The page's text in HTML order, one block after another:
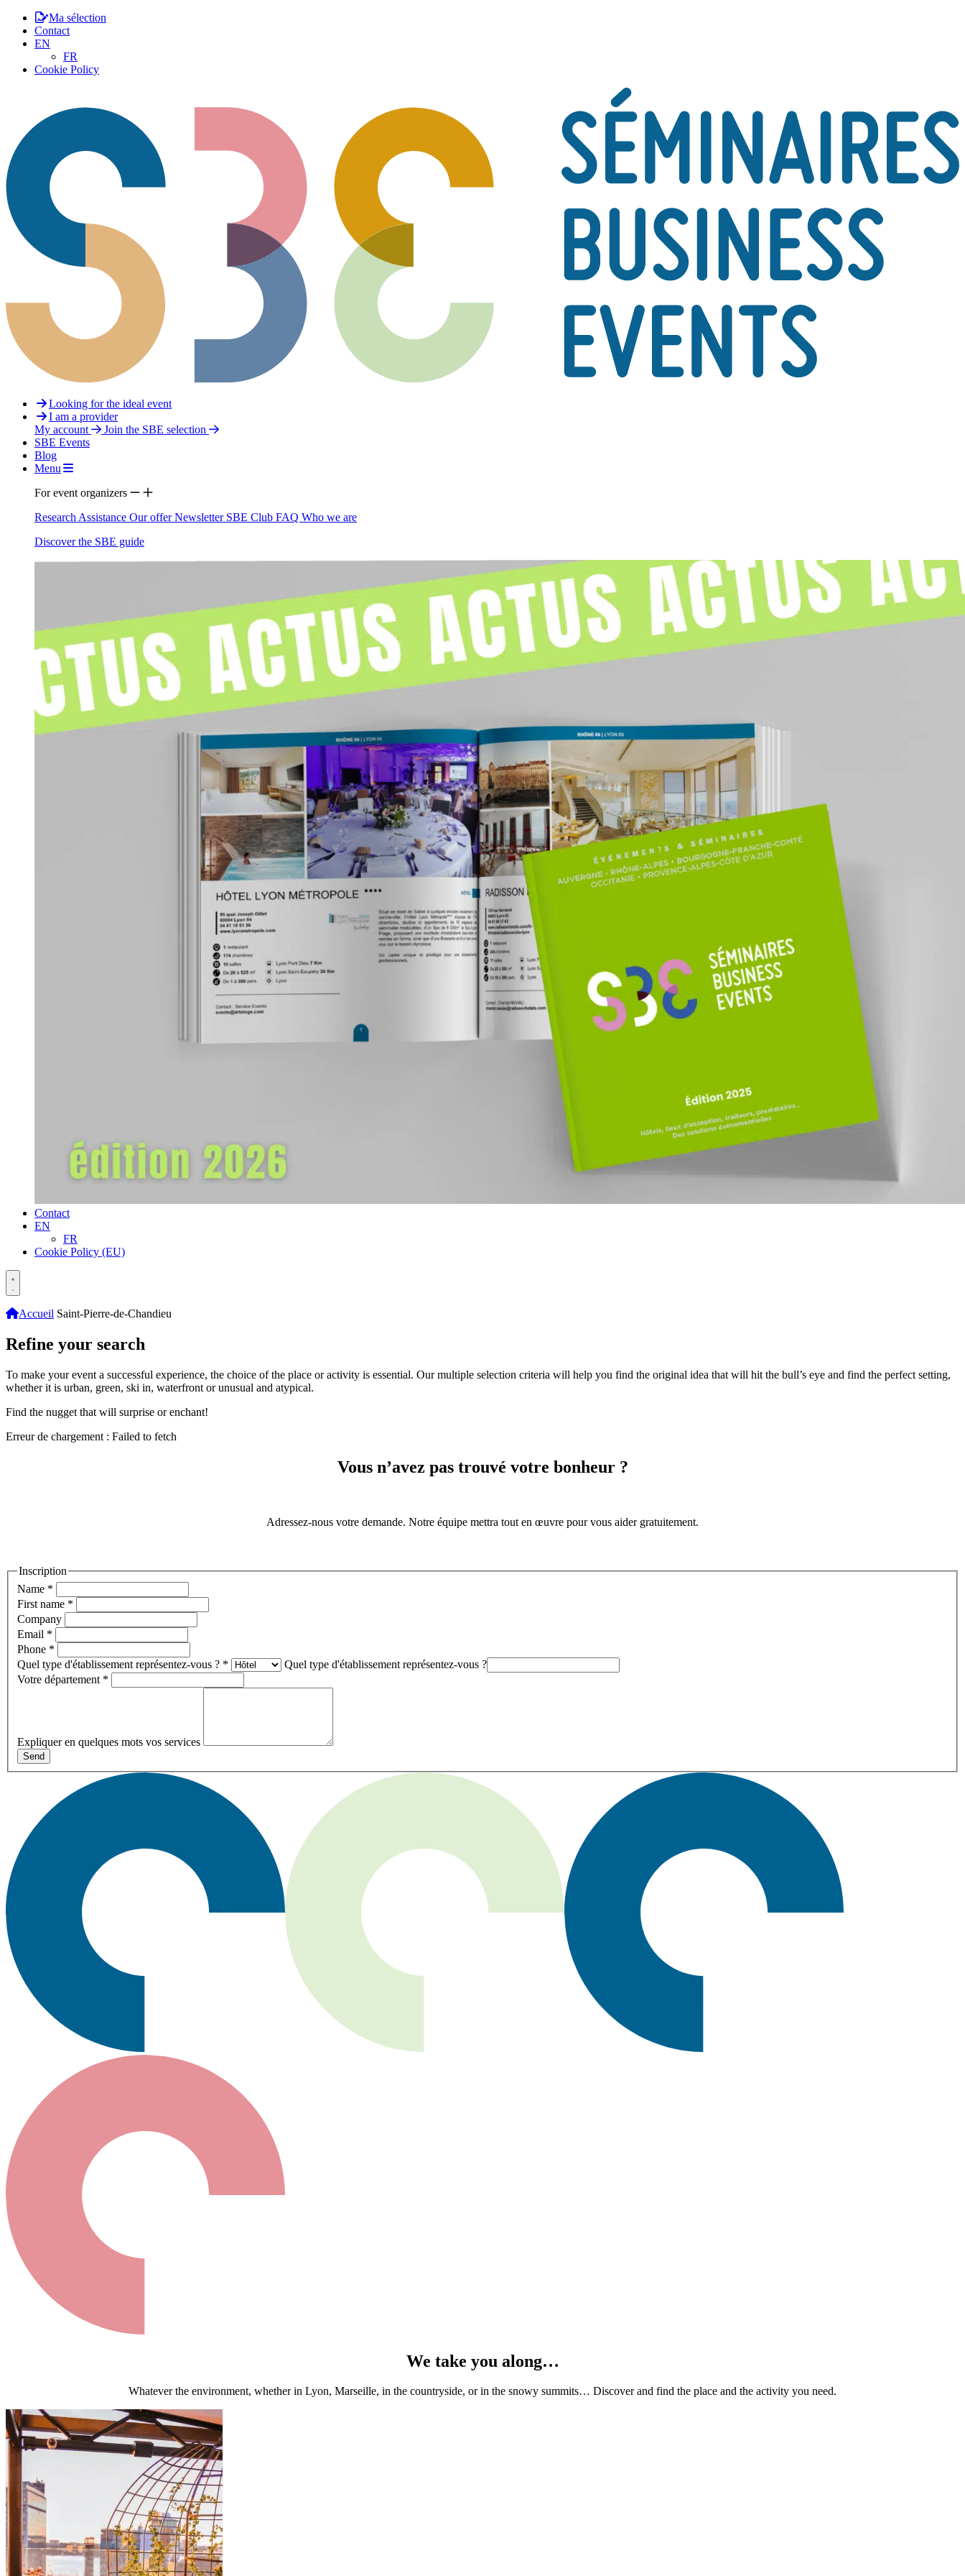
Ma sélection
Contact
EN
FR
Cookie Policy
Looking for the ideal event
I am a provider
My account
Join the SBE selection
SBE Events
Blog
Menu
For event organizers
Research Assistance Our offerNewsletter SBE Club FAQ Who we are
Discover the SBE guide
Contact
EN
FR
Cookie Policy (EU)
Accueil Saint-Pierre-de-Chandieu
Refine your search
To make your event a successful experience, the choice of the place or activity is essential. Our multiple selection criteria will help you find the original idea that will hit the bull’s eye and find the perfect setting,
whether it is urban, green, ski in, waterfront or unusual and atypical.
Find the nugget that will surprise or enchant!
Erreur de chargement : Failed to fetch
Vous n’avez pas trouvé votre bonheur ?
Adressez-nous votre demande. Notre équipe mettra tout en œuvre pour vous aider gratuitement.
Inscription
Name *
First name *
Company
Email *
Phone *
Quel type d'établissement représentez-vous ? *
Quel type d'établissement représentez-vous ?
Votre département *
Expliquer en quelques mots vos services
Send
We take you along…
Whatever the environment, whether in Lyon, Marseille, in the countryside, or in the snowy summits… Discover and find the place and the activity you need.